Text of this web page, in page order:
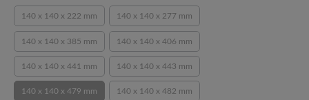
140 x 140 x 222 mm(Diese Option ist zurzeit nicht verfügbar.)
140 x 140 x 277 mm(Diese Option ist zurzeit nicht verfügbar.)
140 x 140 x 385 mm(Diese Option ist zurzeit nicht verfügbar.)
140 x 140 x 406 mm(Diese Option ist zurzeit nicht verfügbar.)
140 x 140 x 441 mm(Diese Option ist zurzeit nicht verfügbar.)
140 x 140 x 443 mm(Diese Option ist zurzeit nicht verfügbar.)
140 x 140 x 479 mm(Diese Option ist zurzeit nicht verfügbar.)
140 x 140 x 482 mm(Diese Option ist zurzeit nicht verfügbar.)